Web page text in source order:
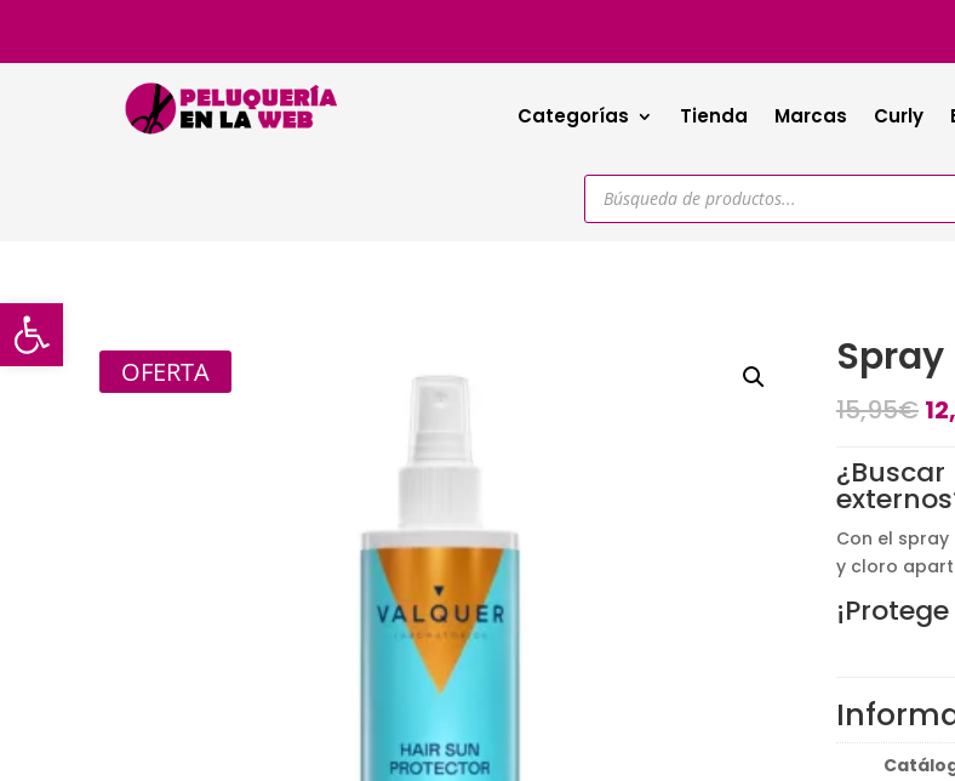
Abrir barra de herramientas
Categorías Tienda Marcas Curly
Búsqueda
productos
OFERTA
15,95€ El
Con el
y cloro